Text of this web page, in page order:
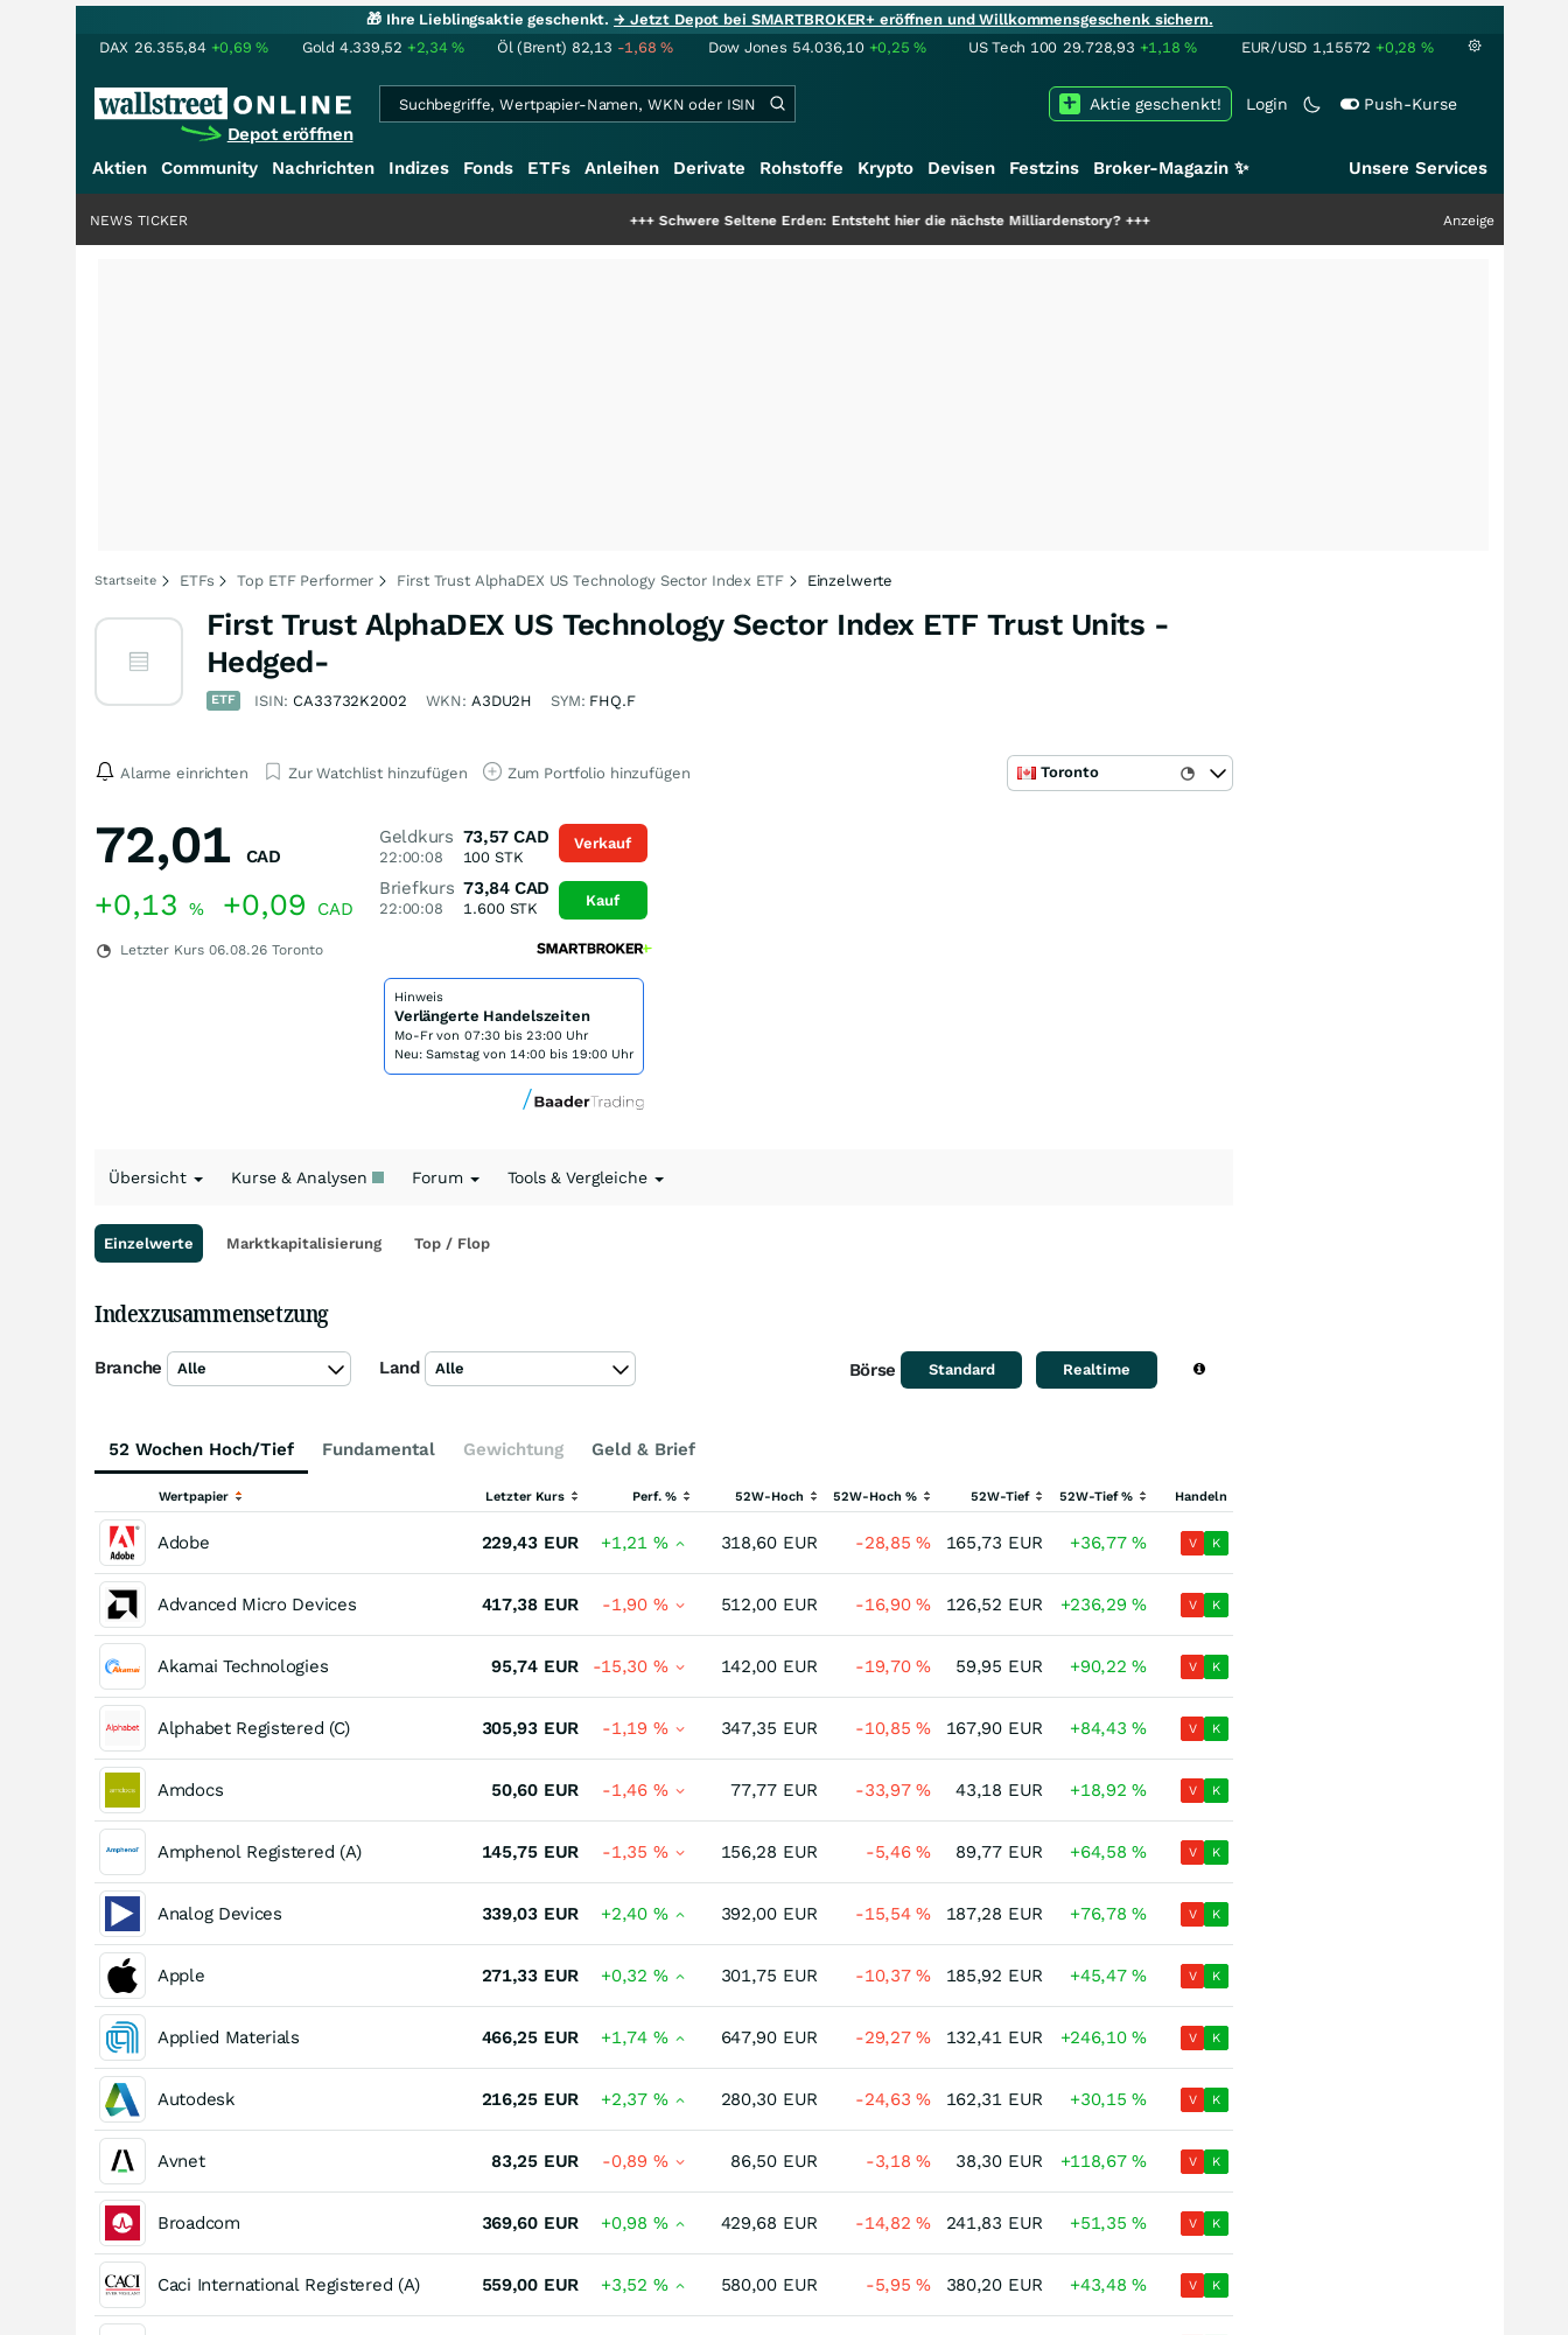
🎁 Ihre Lieblingsaktie geschenkt.→ Jetzt Depot bei SMARTBROKER+ eröffnen und Willkommensgeschenk sichern.
DAX 26.355,84 +0,69% Gold 4.339,52 +2,34% Öl (Brent) 82,13 -1,68% Dow Jones 54.036,10 +0,25% US Tech 100 29.728,93 +1,18% EUR/USD 1,15572 +0,28 %
Depot eröffnen
Login Push-Kurse
Aktie geschenkt!
Aktien Community Nachrichten Indizes Fonds ETFs Anleihen Derivate Rohstoffe Krypto Devisen Festzins Broker-Magazin ✨ Unsere Services
Schwere Seltene Erden: Entsteht hier die nächste Milliardenstory?+++ Anzeige
NEWS TICKER
Startseite ETFs Top ETF Performer First Trust AlphaDEX US Technology Sector Index ETF Einzelwerte
First Trust AlphaDEX US Technology Sector Index ETF Trust Units -
Hedged-
ETF ISIN: CA33732K2002 WKN: A3DU2H SYM: FHQ.F
Alarme einrichten Zur Watchlist hinzufügen Zum Portfolio hinzufügen Toronto
72,01 CAD
+0,13 % +0,09 CAD
Letzter Kurs 06.08.26 Toronto
Geldkurs
22:00:08
73,57 CAD
100 STK
Briefkurs
22:00:08
73,84 CAD
1.600STK
Verkauf
Kauf
Hinweis
Verlängerte Handelszeiten
Mo-Fr von 07:30 bis 23:00 Uhr
Neu: Samstag von 14:00 bis 19:00 Uhr
Übersicht Kurse & Analysen Forum Tools & Vergleiche
Einzelwerte Marktkapitalisierung Top / Flop
Indexzusammensetzung
Branche Alle Land Alle Börse Standard Realtime
52 Wochen Hoch/Tief Fundamental Gewichtung Geld & Brief
Wertpapier Letzter Kurs Perf. % 52W-Hoch 52W-Hoch % 52W-Tief 52W-Tief % Handeln
Adobe 229,43 EUR +1,21 % 318,60 EUR -28,85% 165,73 EUR +36,77% V K
Advanced Micro Devices 417,38 EUR -1,90 % 512,00 EUR -16,90% 126,52 EUR +236,29% V K
Akamai Technologies 95,74 EUR -15,30 % 142,00 EUR -19,70% 59,95 EUR +90,22% V K
Alphabet Registered (C) 305,93 EUR -1,19 % 347,35 EUR -10,85% 167,90 EUR +84,43% V K
Amdocs 50,60 EUR -1,46 % 77,77 EUR -33,97% 43,18 EUR +18,92% V K
Amphenol Registered (A) 145,75 EUR -1,35 % 156,28 EUR -5,46% 89,77 EUR +64,58% V K
Analog Devices 339,03 EUR +2,40 % 392,00 EUR -15,54% 187,28 EUR +76,78% V K
Apple 271,33 EUR +0,32 % 301,75 EUR -10,37% 185,92 EUR +45,47% V K
Applied Materials 466,25 EUR +1,74 % 647,90 EUR -29,27% 132,41 EUR +246,10% V K
Autodesk 216,25 EUR +2,37 % 280,30 EUR -24,63% 162,31 EUR +30,15% V K
Avnet 83,25 EUR -0,89 % 86,50 EUR -3,18% 38,30 EUR +118,67% V K
Broadcom 369,60 EUR +0,98 % 429,68 EUR -14,82% 241,83 EUR +51,35% V K
Caci International Registered (A) 559,00 EUR +3,52 % 580,00 EUR -5,95% 380,20 EUR +43,48% V K